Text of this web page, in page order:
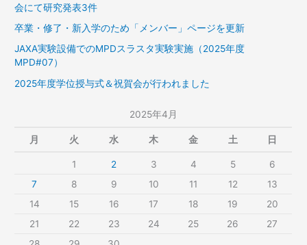
会にて研究発表3件
卒業・修了・新入学のため「メンバー」ページを更新
JAXA実験設備でのMPDスラスタ実験実施（2025年度
MPD#07）
2025年度学位授与式＆祝賀会が行われました
2025年4月
月 火 水 木 金 土 日
1 2 3 4 5
6
7
8 9 10 11 12
13
14
15 16 17 18 19
20
21
22 23 24 25 26
27